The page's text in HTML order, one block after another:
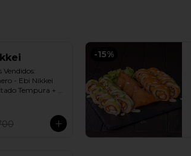
Vendidos:
- Ebi Nikkei
Tempura + 3
-15%